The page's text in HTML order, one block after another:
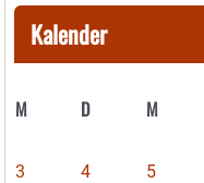
Kalender
M D M
3
4 5